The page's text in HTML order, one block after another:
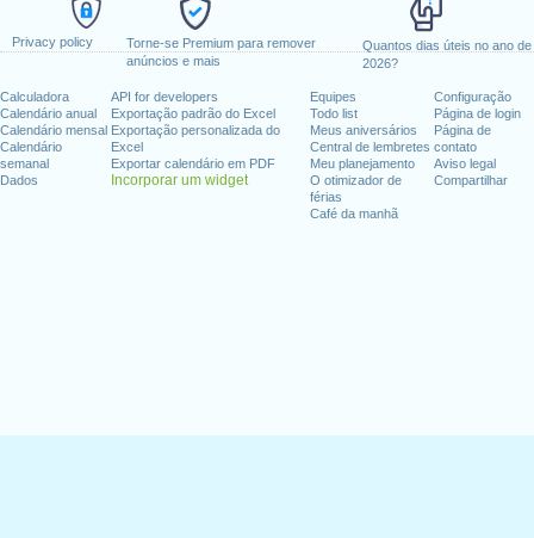
Privacy policy
Torne-se Premium para remover
anúncios e mais
Quantos dias úteis no ano de
2026?
Calculadora
Calendário anual
Calendário mensal
Calendário
semanal
Dados
API for developers
Exportação padrão do Excel
Exportação personalizada do
Excel
Exportar calendário em PDF
Incorporar um widget
Equipes
Todo list
Meus aniversários
Central de lembretes
Meu planejamento
O otimizador de
férias
Café da manhã
Configuração
Página de login
Página de
contato
Aviso legal
Compartilhar